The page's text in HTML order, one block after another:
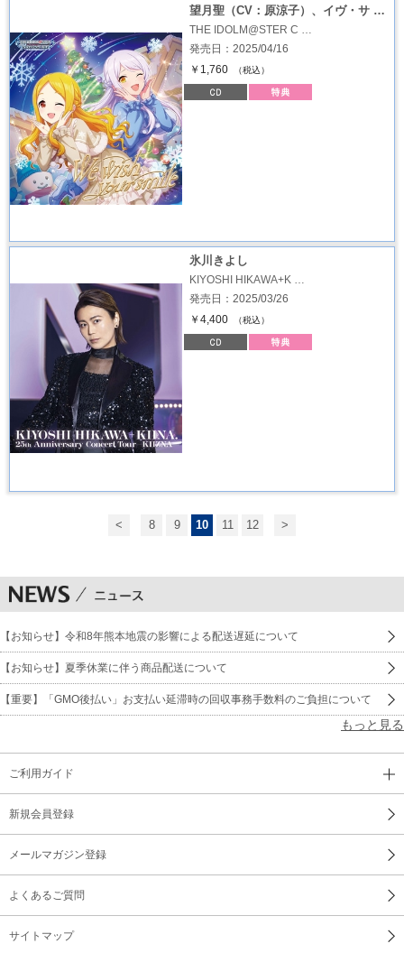
望月聖（CV：原涼子）、イヴ・サ …
THE IDOLM@STER C …
発売日：2025/04/16
￥1,760
（税込）
氷川きよし
KIYOSHI HIKAWA+K …
発売日：2025/03/26
￥4,400
（税込）
< 8 9 10 11 12 >
【お知らせ】令和8年熊本地震の影響による配送遅延について
【お知らせ】夏季休業に伴う商品配送について
【重要】「GMO後払い」お支払い延滞時の回収事務手数料のご負担について
もっと見る
ご利用ガイド
新規会員登録
メールマガジン登録
よくあるご質問
サイトマップ